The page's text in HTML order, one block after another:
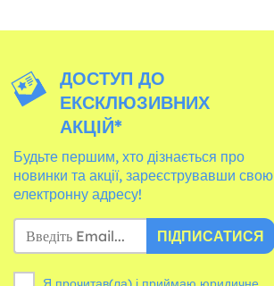
ДОСТУП ДО
ЕКСКЛЮЗИВНИХ
АКЦІЙ*
Будьте першим, хто дізнається про
новинки та акції, зареєструвавши свою
електронну адресу!
ПІДПИСАТИСЯ